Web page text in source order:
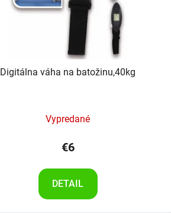
Digitálna váha na batožinu,40kg
Vypredané
€6
DETAIL